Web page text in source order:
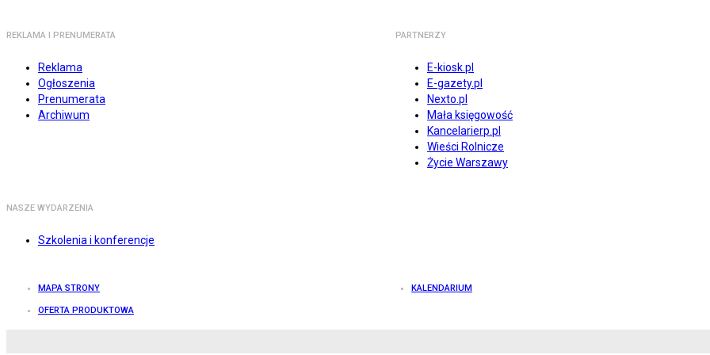
REKLAMA I PRENUMERATA
Reklama
Ogłoszenia
Prenumerata
Archiwum
PARTNERZY
E-kiosk.pl
E-gazety.pl
Nexto.pl
Mała księgowość
Kancelarierp.pl
Wieści Rolnicze
Życie Warszawy
NASZE WYDARZENIA
Szkolenia i konferencje
MAPA STRONY KALENDARIUM
OFERTA PRODUKTOWA